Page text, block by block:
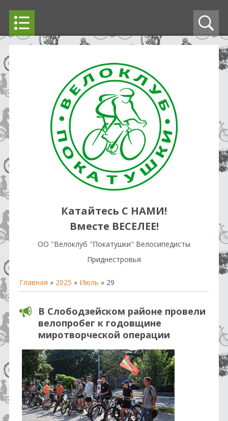
Катайтесь С НАМИ!
Вместе ВЕСЕЛЕЕ!
OO "Велоклуб "Покатушки" Велосипедисты
Приднестровья
Главная » 2025 » Июль » 29
В Слободзейском районе провели
велопробег к годовщине
миротворческой операции